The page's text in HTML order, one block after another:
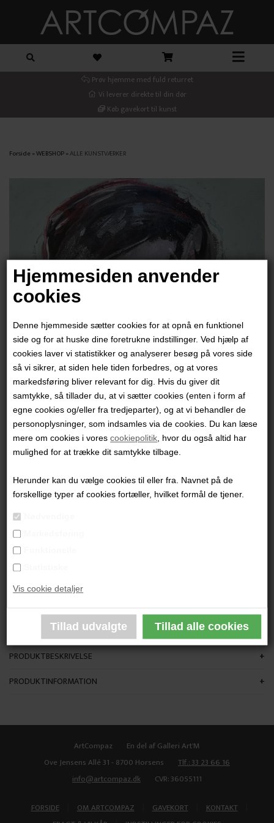
Hjemmesiden anvender
cookies
Denne hjemmeside sætter cookies for at opnå en funktionel
side og for at huske dine foretrukne indstillinger. Ved hjælp af
cookies laver vi statistikker og analyserer besøg på vores side
så vi sikrer, at siden hele tiden forbedres, og at vores
markedsføring bliver relevant for dig. Hvis du giver dit
samtykke, så tillader du, at vi sætter cookies (enten i form af
egne cookies og/eller fra tredjeparter), og at vi behandler de
personoplysninger, som indsamles via de cookies. Du kan læse
mere om cookies i vorescookiepolitik, hvor du også altid har
mulighed for at trække dit samtykke tilbage.
Herunder kan du vælge cookies til eller fra. Navnet på de
forskellige typer af cookies fortæller, hvilket formål de tjener.
Vis cookie detaljer
Prøv hjemme med fuld returret
Vi leverer direkte til din dør
Køb gavekort til kunst
Forside »WEBSHOP»ALLE KUNSTVÆRKER
Ingerlise Vikne
13.500,00DKK
"What you see is what you get"
80 x 80 cm.
Ikke indrammet
PRODUKTBESKRIVELSE
PRODUKTINFORMATION
ArtCompaz
En del af Galleri Art'M
Ove Jensens Allé 31 - 8700 Horsens
Tlf.: 33 23 66 16
info@artcompaz.dk
CVR: 36055111
FORSIDE OM ARTCOMPAZ GAVEKORT KONTAKT